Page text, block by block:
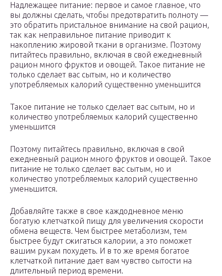
Надлежащее питание: первое и самое главное, что
вы должны сделать, чтобы предотвратить полноту —
это обратить пристальное внимание на свой рацион,
так как неправильное питание приводит к
накоплению жировой ткани в организме. Поэтому
питайтесь правильно, включая в свой ежедневный
рацион много фруктов и овощей. Такое питание не
только сделает вас сытым, но и количество
употребляемых калорий существенно уменьшится
Такое питание не только сделает вас сытым, но и
количество употребляемых калорий существенно
уменьшится
Поэтому питайтесь правильно, включая в свой
ежедневный рацион много фруктов и овощей. Такое
питание не только сделает вас сытым, но и
количество употребляемых калорий существенно
уменьшится.
Добавляйте также в свое каждодневное меню
богатую клетчаткой пищу для увеличения скорости
обмена веществ. Чем быстрее метаболизм, тем
быстрее будут сжигаться калории, а это поможет
вашим рукам похудеть. И в то же время богатое
клетчаткой питание дает вам чувство сытости на
длительный период времени.